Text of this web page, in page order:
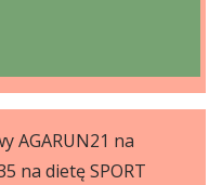
AGARUN21 na
na dietę SPORT